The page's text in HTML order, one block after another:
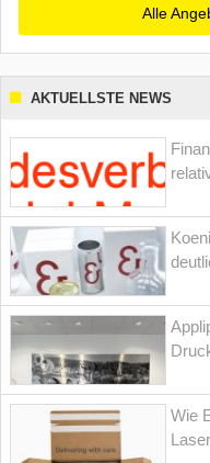
Alle
AKTUELLSTE NEWS
Wie